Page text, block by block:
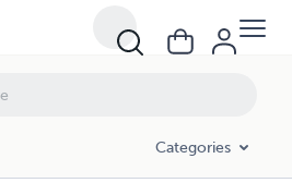
Categories